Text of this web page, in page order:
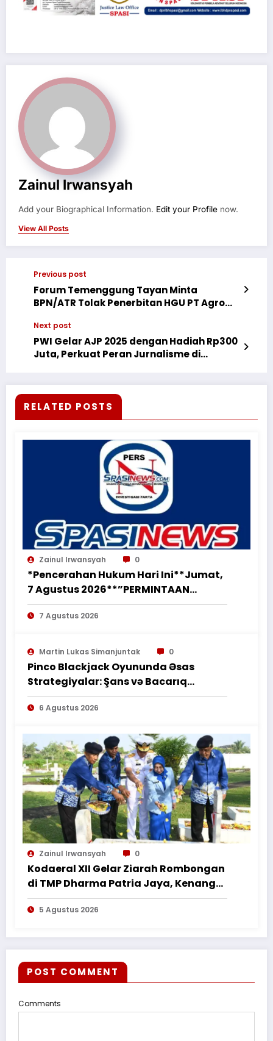
Zainul Irwansyah
Add your Biographical Information. Edit your Profile now.
View All Posts
Previous post
Forum Temenggung Tayan Minta
BPN/ATR Tolak Penerbitan HGU PT Agro
Next post
PWI Gelar AJP 2025 dengan Hadiah Rp300
Juta, Perkuat Peran Jurnalisme di
RELATED POSTS
Zainul Irwansyah 0
*Pencerahan Hukum Hari Ini**Jumat,
7 Agustus 2026**”PERMINTAAN
PERUBAHAN PEKERJAAN SECARA LISAN
TIDAK MENGHAPUS KEWAJIBAN
PEKERJAAN SESUAI PERJANJIAN
TERTULIS”*
7 Agustus 2026
Martin Lukas Simanjuntak 0
Pinco Blackjack Oyununda Əsas
Strategiyalar: Şans və Bacarıq
Balansı – BetAz Oyununa İcmal
6 Agustus 2026
Zainul Irwansyah 0
Kodaeral XII Gelar Ziarah Rombongan
di TMP Dharma Patria Jaya, Kenang
Jasa Pahlawan dalam Peringatan
HUT ke-1
5 Agustus 2026
POST COMMENT
Comments